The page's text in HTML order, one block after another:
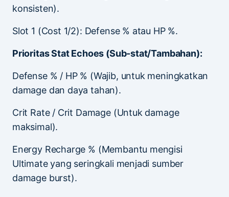
konsisten).
Slot 1 (Cost 1/2): Defense % atau HP %.
Prioritas Stat Echoes (Sub-stat/Tambahan):
Defense % / HP % (Wajib, untuk meningkatkan
damage dan daya tahan).
Crit Rate / Crit Damage (Untuk damage
maksimal).
Energy Recharge % (Membantu mengisi
Ultimate yang seringkali menjadi sumber
damage burst).